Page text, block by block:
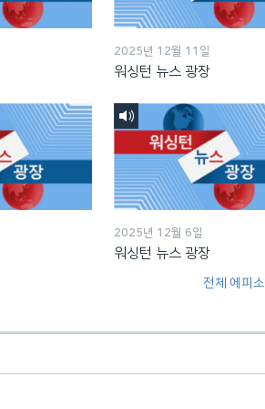
2025년 12월 11일
워싱턴 뉴스 광장
2025년 12월 6일
워싱턴 뉴스 광장
전체 에피